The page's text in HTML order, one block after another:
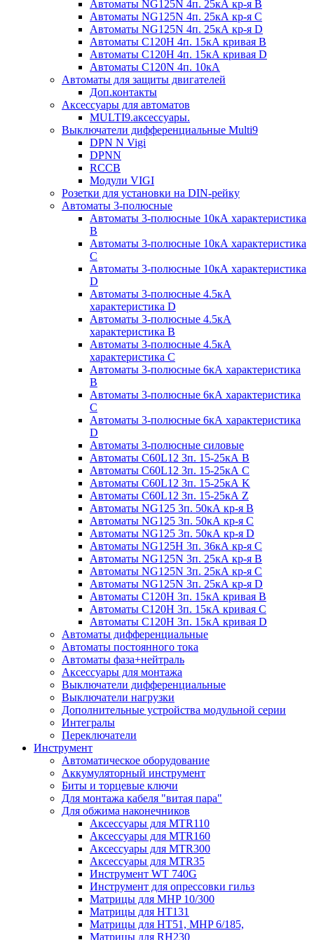
Автоматы NG125N 4п. 25кА кр-я B
Автоматы NG125N 4п. 25кА кр-я C
Автоматы NG125N 4п. 25кА кр-я D
Автоматы С120H 4п. 15кА кривая B
Автоматы С120H 4п. 15кА кривая D
Автоматы С120N 4п. 10кА
Автоматы для защиты двигателей
Доп.контакты
Аксессуары для автоматов
MULTI9.аксессуары.
Выключатели дифференциальные Multi9
DPN N Vigi
DPNN
RCCB
Модули VIGI
Розетки для установки на DIN-рейку
Автоматы 3-полюсные
Автоматы 3-полюсные 10кА характеристика
B
Автоматы 3-полюсные 10кА характеристика
C
Автоматы 3-полюсные 10кА характеристика
D
Автоматы 3-полюсные 4.5кА
характеристика D
Автоматы 3-полюсные 4.5кА
характеристика В
Автоматы 3-полюсные 4.5кА
характеристика С
Автоматы 3-полюсные 6кА характеристика
B
Автоматы 3-полюсные 6кА характеристика
C
Автоматы 3-полюсные 6кА характеристика
D
Автоматы 3-полюсные силовые
Автоматы C60L12 3п. 15-25кА B
Автоматы C60L12 3п. 15-25кА C
Автоматы C60L12 3п. 15-25кА K
Автоматы C60L12 3п. 15-25кА Z
Автоматы NG125 3п. 50кА кр-я B
Автоматы NG125 3п. 50кА кр-я C
Автоматы NG125 3п. 50кА кр-я D
Автоматы NG125H 3п. 36кА кр-я C
Автоматы NG125N 3п. 25кА кр-я B
Автоматы NG125N 3п. 25кА кр-я C
Автоматы NG125N 3п. 25кА кр-я D
Автоматы С120Н 3п. 15кА кривая B
Автоматы С120Н 3п. 15кА кривая C
Автоматы С120Н 3п. 15кА кривая D
Автоматы дифференциальные
Автоматы постоянного тока
Автоматы фаза+нейтраль
Аксессуары для монтажа
Выключатели дифференциальные
Выключатели нагрузки
Дополнительные устройства модульной серии
Интегралы
Переключатели
Инструмент
Автоматическое оборудование
Аккумуляторный инструмент
Биты и торцевые ключи
Для монтажа кабеля "витая пара"
Для обжима наконечников
Аксессуары для MTR110
Аксессуары для MTR160
Аксессуары для MTR300
Аксессуары для MTR35
Инструмент WT 740G
Инструмент для опрессовки гильз
Матрицы для MHP 10/300
Матрицы для НТ131
Матрицы для НТ51, MHP 6/185,
Матрицы для RH230